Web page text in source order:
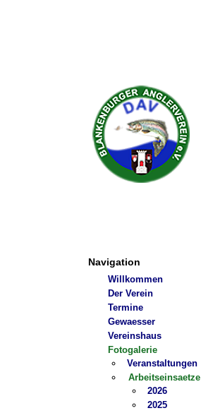
Navigation
Willkommen
Der Verein
Termine
Gewaesser
Vereinshaus
Fotogalerie
Veranstaltungen
Arbeitseinsaetze
2026
2025